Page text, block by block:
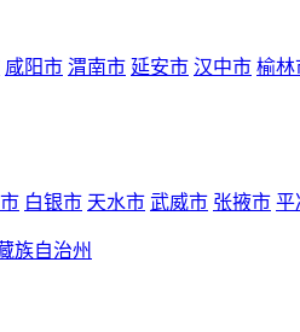
咸阳市 渭南市 延安市 汉中市 榆林
白银市 天水市 武威市 张掖市 平
族自治州